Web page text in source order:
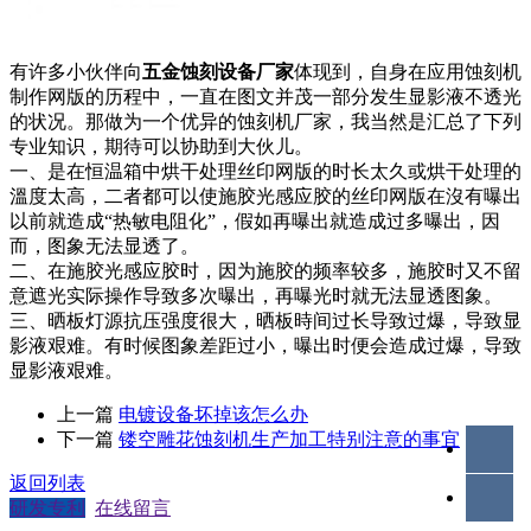
有许多小伙伴向五金蚀刻设备厂家体现到，自身在应用蚀刻机
制作网版的历程中，一直在图文并茂一部分发生显影液不透光
的状况。那做为一个优异的蚀刻机厂家，我当然是汇总了下列
专业知识，期待可以协助到大伙儿。
一、是在恒温箱中烘干处理丝印网版的时长太久或烘干处理的
溫度太高，二者都可以使施胶光感应胶的丝印网版在沒有曝出
以前就造成“热敏电阻化”，假如再曝出就造成过多曝出，因
而，图象无法显透了。
二、在施胶光感应胶时，因为施胶的频率较多，施胶时又不留
意遮光实际操作导致多次曝出，再曝光时就无法显透图象。
三、晒板灯源抗压强度很大，晒板時间过长导致过爆，导致显
影液艰难。有时候图象差距过小，曝出时便会造成过爆，导致
显影液艰难。
上一篇 电镀设备坏掉该怎么办
下一篇 镂空雕花蚀刻机生产加工特别注意的事宜
返回列表
研发专利
在线留言